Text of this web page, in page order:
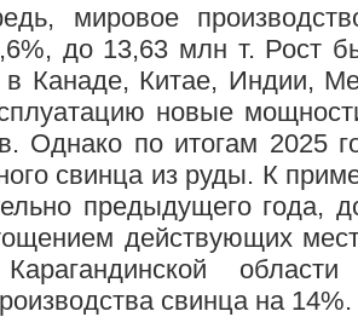
мировое
до 13,63 млн т. Рост
в Канаде, Китае, Индии,
новые
Однако по итогам 2025
свинца из руды. К
предыдущего
действующих
области
свинца на 14%.